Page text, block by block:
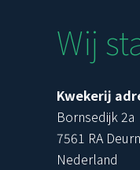
Wij
Kwekerij
Bornsedijk 2a
7561 RA
Nederland